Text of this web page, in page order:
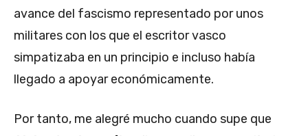
avance del fascismo representado por unos
militares con los que el escritor vasco
simpatizaba en un principio e incluso había
llegado a apoyar económicamente.
Por tanto, me alegré mucho cuando supe que